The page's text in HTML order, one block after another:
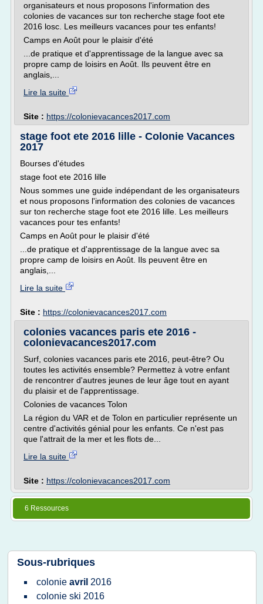
organisateurs et nous proposons l'information des
colonies de vacances sur ton recherche stage foot ete
2016 losc. Les meilleurs vacances pour tes enfants!
Camps en Août pour le plaisir d'été
...de pratique et d'apprentissage de la langue avec sa
propre camp de loisirs en Août. Ils peuvent être en
anglais,...
Lire la suite
Site : https://colonievacances2017.com
stage foot ete 2016 lille - Colonie Vacances
2017
Bourses d'études
stage foot ete 2016 lille
Nous sommes une guide indépendant de les organisateurs
et nous proposons l'information des colonies de vacances
sur ton recherche stage foot ete 2016 lille. Les meilleurs
vacances pour tes enfants!
Camps en Août pour le plaisir d'été
...de pratique et d'apprentissage de la langue avec sa
propre camp de loisirs en Août. Ils peuvent être en
anglais,...
Lire la suite
Site : https://colonievacances2017.com
colonies vacances paris ete 2016 -
colonievacances2017.com
Surf, colonies vacances paris ete 2016, peut-être? Ou
toutes les activités ensemble? Permettez à votre enfant
de rencontrer d'autres jeunes de leur âge tout en ayant
du plaisir et de l'apprentissage.
Colonies de vacances Tolon
La région du VAR et de Tolon en particulier représente un
centre d'activités génial pour les enfants. Ce n'est pas
que l'attrait de la mer et les flots de...
Lire la suite
Site : https://colonievacances2017.com
6 Ressources
Sous-rubriques
colonie avril 2016
colonie ski 2016